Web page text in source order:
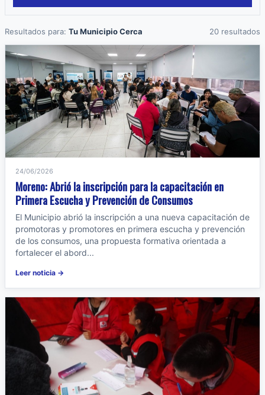
Resultados para: Tu Municipio Cerca 20 resultados
24/06/2026
Moreno: Abrió la inscripción para la capacitación en
Primera Escucha y Prevención de Consumos
El Municipio abrió la inscripción a una nueva capacitación de
promotoras y promotores en primera escucha y prevención
de los consumos, una propuesta formativa orientada a
fortalecer el abord...
Leer noticia →